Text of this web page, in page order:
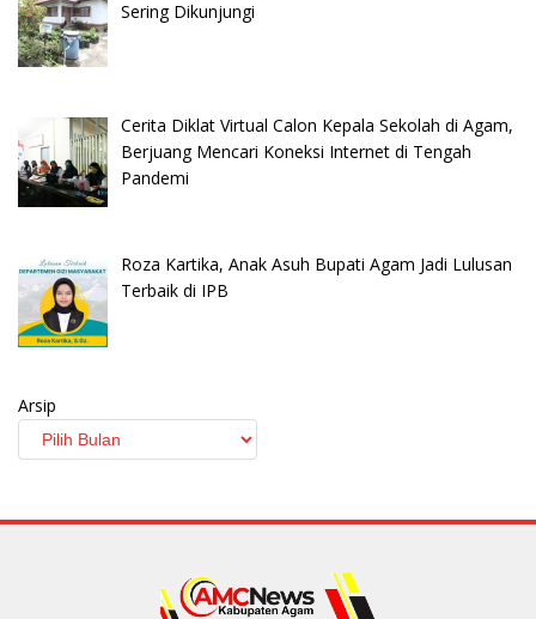
Sering Dikunjungi
Cerita Diklat Virtual Calon Kepala Sekolah di Agam,
Berjuang Mencari Koneksi Internet di Tengah
Pandemi
Roza Kartika, Anak Asuh Bupati Agam Jadi Lulusan
Terbaik di IPB
Arsip